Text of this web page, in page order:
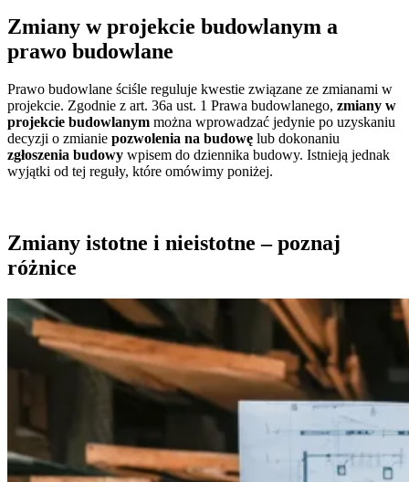
Zmiany w projekcie budowlanym a
prawo budowlane
Prawo budowlane ściśle reguluje kwestie związane ze zmianami w
projekcie. Zgodnie z art. 36a ust. 1 Prawa budowlanego, zmiany w
projekcie budowlanym można wprowadzać jedynie po uzyskaniu
decyzji o zmianie pozwolenia na budowę lub dokonaniu
zgłoszenia budowy wpisem do dziennika budowy. Istnieją jednak
wyjątki od tej reguły, które omówimy poniżej.
Zmiany istotne i nieistotne – poznaj
różnice